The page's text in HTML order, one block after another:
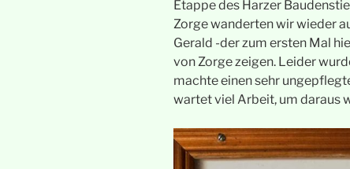
Etappe des Harzer
Zorge wanderten wir wieder
Gerald -der zum ersten Mal
von Zorge zeigen. Leider
machte einen sehr
wartet viel Arbeit, um daraus